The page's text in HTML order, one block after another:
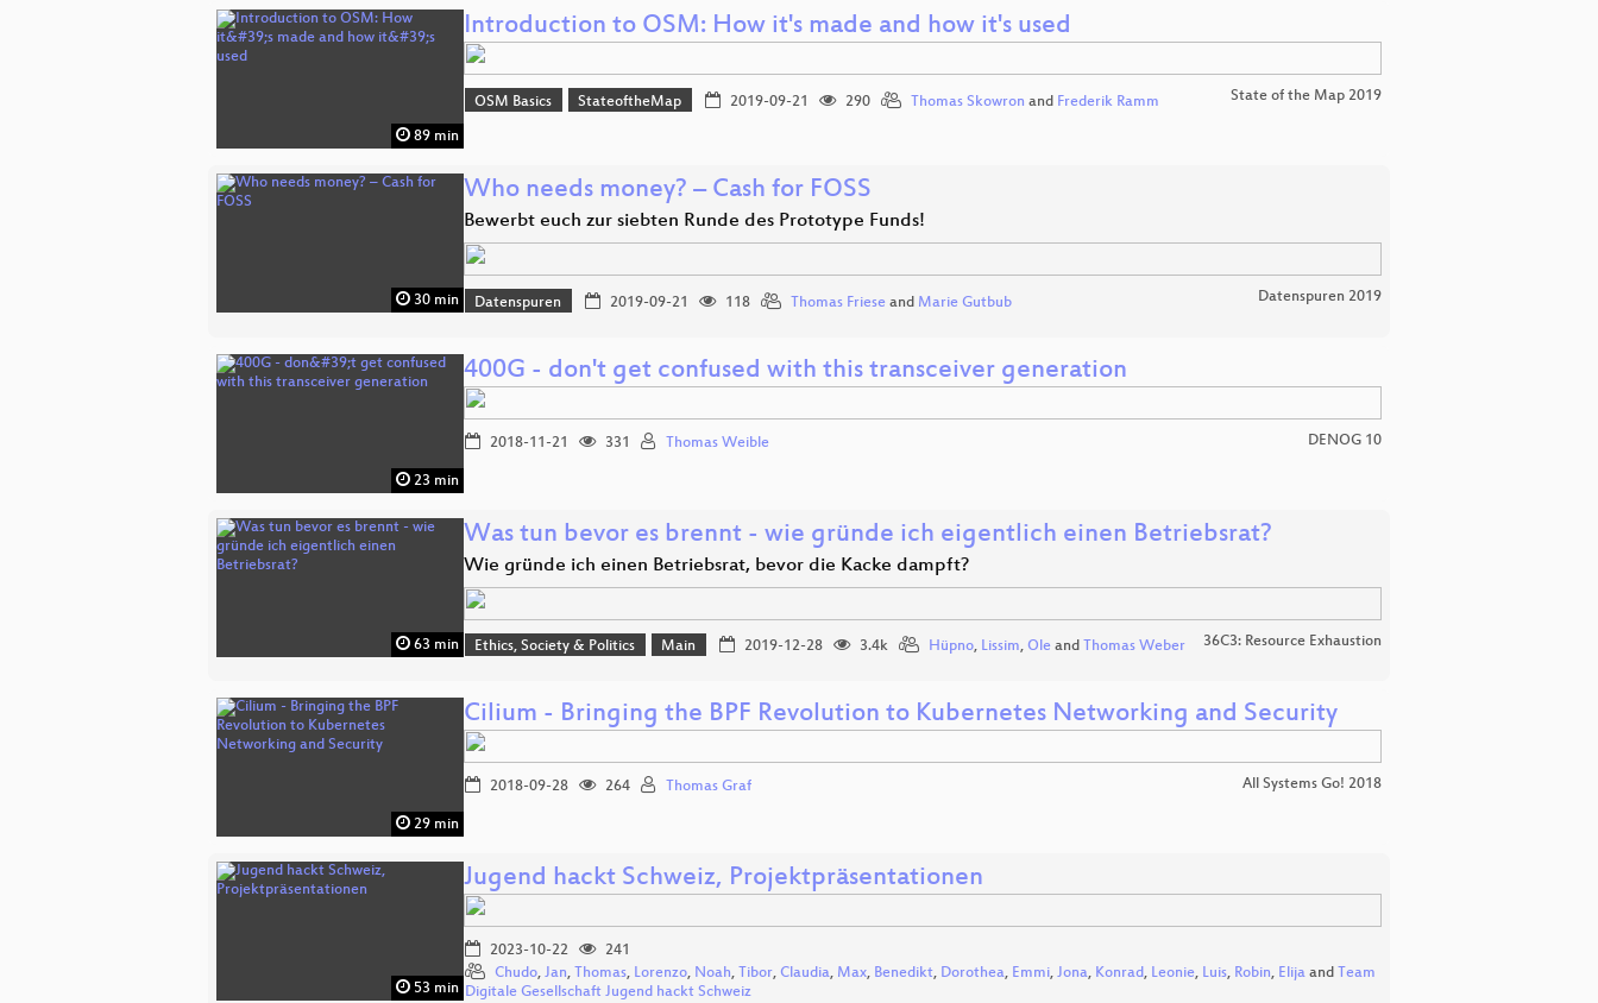
89 min
Introduction to OSM: How it's made and how it's used
OSM Basics StateoftheMap 2019-09-21 290 Thomas Skowron and Frederik Ramm State of the Map 2019
30 min
Who needs money? – Cash for FOSS
Bewerbt euch zur siebten Runde des Prototype Funds!
Datenspuren 2019-09-21 118 Thomas Frieseand Marie Gutbub Datenspuren 2019
23 min
400G - don't get confused with this transceiver generation
2018-11-21 331 Thomas Weible DENOG 10
63 min
Was tun bevor es brennt - wie gründe ich eigentlich einen Betriebsrat?
Wie gründe ich einen Betriebsrat, bevor die Kacke dampft?
Ethics, Society & Politics Main 2019-12-28 3.4k Hüpno, Lissim, Ole and Thomas Weber 36C3: Resource Exhaustion
29 min
Cilium - Bringing the BPF Revolution to Kubernetes Networking and Security
2018-09-28 264 Thomas Graf All Systems Go! 2018
53 min
Jugend hackt Schweiz, Projektpräsentationen
2023-10-22
241
Chudo, Jan, Thomas, Lorenzo, Noah, Tibor, Claudia, Max, Benedikt, Dorothea, Emmi, Jona, Konrad, Leonie, Luis, Robin, Elija and Team
Digitale Gesellschaft Jugend hackt Schweiz